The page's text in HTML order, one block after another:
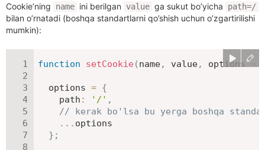
Cookie’ning name ini berilgan value ga sukut bo’yicha path=/
bilan o’rnatadi (boshqa standartlarni qo’shish uchun o’zgartirilishi
mumkin):
function setCookie (name, value, options =
  options
= {
path : '/' ,
// kerak bo'lsa bu yerga boshqa
... options
} ;